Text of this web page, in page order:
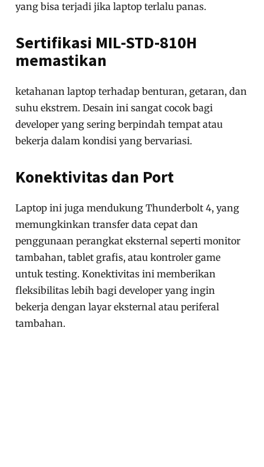
yang bisa terjadi jika laptop terlalu panas.
Sertifikasi MIL-STD-810H
memastikan
ketahanan laptop terhadap benturan, getaran, dan
suhu ekstrem. Desain ini sangat cocok bagi
developer yang sering berpindah tempat atau
bekerja dalam kondisi yang bervariasi.
Konektivitas dan Port
Laptop ini juga mendukung Thunderbolt 4, yang
memungkinkan transfer data cepat dan
penggunaan perangkat eksternal seperti monitor
tambahan, tablet grafis, atau kontroler game
untuk testing. Konektivitas ini memberikan
fleksibilitas lebih bagi developer yang ingin
bekerja dengan layar eksternal atau periferal
tambahan.